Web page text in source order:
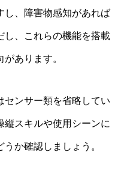
し、障害物感知があれば
し、これらの機能を搭載
あります。
センサー類を省略してい
縦スキルや使用シーンに
か確認しましょう。